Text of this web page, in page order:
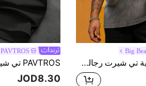
Big
ملابس علوية تي شيرت رجالي كاجوال بياقة مستديرة، قماش محبوك من البوليستر، مريح وقابل للتنفس، بتصميم طباعة قطة جميلة، طراز شارع كاجوال، مبتكر وأعلى
PAVTROS
JOD8.30